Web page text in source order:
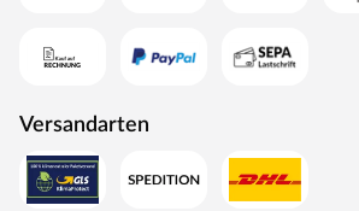
Versandarten